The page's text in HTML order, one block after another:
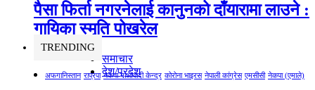
पैसा फिर्ता नगरनेलाई कानुनको दाँयारामा लाउने :
गायिका स्‍मृति पोखरेल
TRENDING
अफगानिस्तान राप्रपा नेकपा माओवादी केन्द्र कोरोना भाइरस नेपाली कांग्रेस एमसीसी नेकपा (एमाले)
समाचार
देश/प्रदेश